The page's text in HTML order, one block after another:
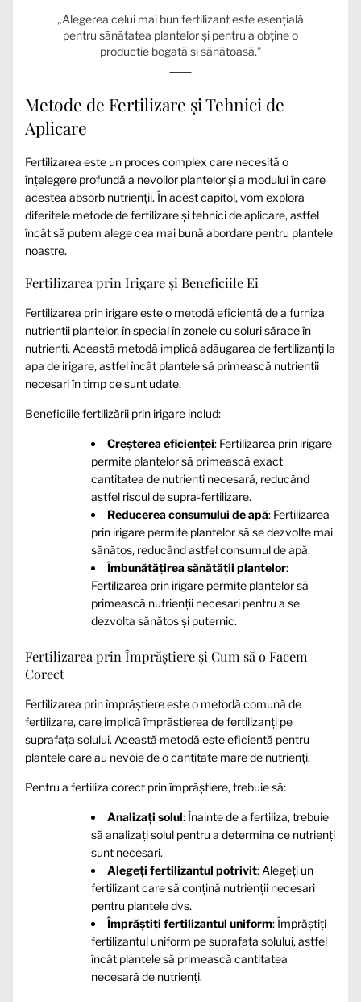
„Alegerea celui mai bun fertilizant este esențială
pentru sănătatea plantelor și pentru a obține o
producție bogată și sănătoasă.”
Metode de Fertilizare și Tehnici de
Aplicare
Fertilizarea este un proces complex care necesită o
înțelegere profundă a nevoilor plantelor și a modului în care
acestea absorb nutrienții. În acest capitol, vom explora
diferitele metode de fertilizare și tehnici de aplicare, astfel
încât să putem alege cea mai bună abordare pentru plantele
noastre.
Fertilizarea prin Irigare și Beneficiile Ei
Fertilizarea prin irigare este o metodă eficientă de a furniza
nutrienții plantelor, în special în zonele cu soluri sărace în
nutrienți. Această metodă implică adăugarea de fertilizanți la
apa de irigare, astfel încât plantele să primească nutrienții
necesari în timp ce sunt udate.
Beneficiile fertilizării prin irigare includ:
Creșterea eficienței: Fertilizarea prin irigare
permite plantelor să primească exact
cantitatea de nutrienți necesară, reducând
astfel riscul de supra-fertilizare.
Reducerea consumului de apă: Fertilizarea
prin irigare permite plantelor să se dezvolte mai
sănătos, reducând astfel consumul de apă.
Îmbunătățirea sănătății plantelor:
Fertilizarea prin irigare permite plantelor să
primească nutrienții necesari pentru a se
dezvolta sănătos și puternic.
Fertilizarea prin Împrăștiere și Cum să o Facem
Corect
Fertilizarea prin împrăștiere este o metodă comună de
fertilizare, care implică împrăștierea de fertilizanți pe
suprafața solului. Această metodă este eficientă pentru
plantele care au nevoie de o cantitate mare de nutrienți.
Pentru a fertiliza corect prin împrăștiere, trebuie să:
Analizați solul: Înainte de a fertiliza, trebuie
să analizați solul pentru a determina ce nutrienți
sunt necesari.
Alegeți fertilizantul potrivit: Alegeți un
fertilizant care să conțină nutrienții necesari
pentru plantele dvs.
Împrăștiți fertilizantul uniform: Împrăștiți
fertilizantul uniform pe suprafața solului, astfel
încât plantele să primească cantitatea
necesară de nutrienți.